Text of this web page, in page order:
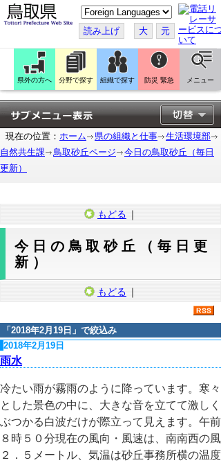
こ
の
ペ
ー
ジ
翻
訳
す
る
読み上げ 大 元
県外の方へ 分野で探す 組織で探す 防災 緊急 メニュー
現在の位置： ホーム 県の組織と仕事
生活環境部
自然共生課
鳥取砂丘ページ
今日の鳥取砂丘（毎日
更新）
もどる ｜
今日の鳥取砂丘（毎日更
新）
もどる ｜
「 2018年2月19日 」で絞込み
2018年2月19日
雨水
冷たい雨が霧雨のように降っています。寒々
とした景色の中に、大きな音を立てて激しく
ぶつかる白波だけが際立って見えます。午前
８時５０分現在の風向・風速は、南南西の風
２．５メートル、気温は砂丘事務所横の温度